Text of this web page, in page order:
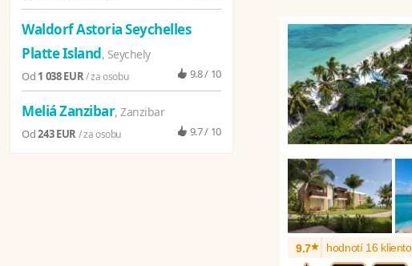
Waldorf Astoria Seychelles
Platte Island, Seychely
Od 1 038 EUR/ za osobu 9.8 / 10
Meliá Zanzibar, Zanzibar
Od243 EUR/ za osobu 9.7 / 10
9.7* hodnotí 16